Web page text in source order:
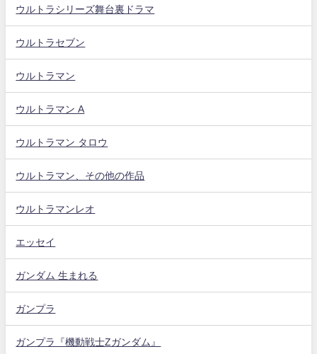
ウルトラシリーズ舞台裏ドラマ
ウルトラセブン
ウルトラマン
ウルトラマン A
ウルトラマン タロウ
ウルトラマン、その他の作品
ウルトラマンレオ
エッセイ
ガンダム 生まれる
ガンプラ
ガンプラ『機動戦士Zガンダム』